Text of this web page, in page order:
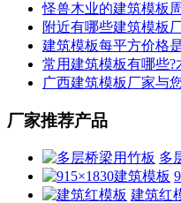
怪兽木业的建筑模板
附近有哪些建筑模板
建筑模板每平方价格
常用建筑模板有哪些?
广西建筑模板厂家与
厂家推荐产品
多
建筑红